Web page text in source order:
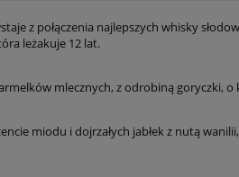
z połączenia najlepszych whisky
leżakuje 12 lat.
mlecznych, z odrobiną goryczki,
miodu i dojrzałych jabłek z nutą